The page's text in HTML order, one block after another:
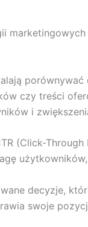
czy treści
i
(Click-
decyzje,
swoje